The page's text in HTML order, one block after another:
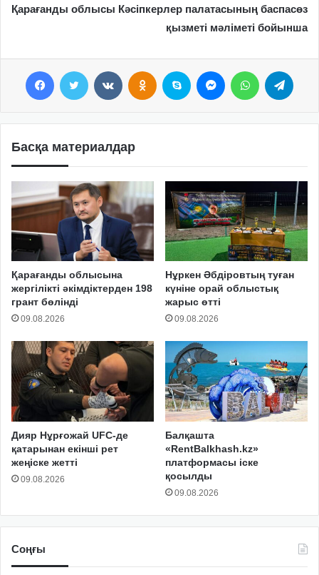
Қарағанды облысы Кәсіпкерлер палатасының баспасөз
қызметі мәліметі бойынша
Басқа материалдар
Қарағанды облысына
жергілікті әкімдіктерден 198
грант бөлінді
09.08.2026
Нұркен Әбдіровтың туған
күніне орай облыстық
жарыс өтті
09.08.2026
Дияр Нұрғожай UFC-де
қатарынан екінші рет
жеңіске жетті
09.08.2026
Балқашта
«RentBalkhash.kz»
платформасы іске
қосылды
09.08.2026
Соңғы